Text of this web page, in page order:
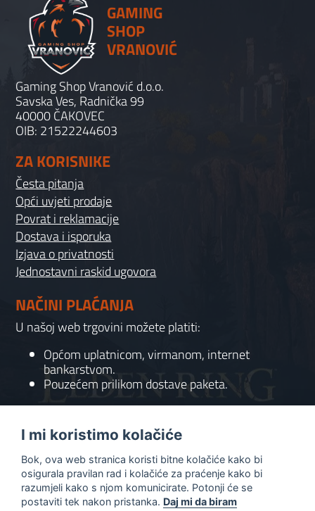
GAMING
SHOP
VRANOVIĆ
Gaming Shop Vranović d.o.o.
Savska Ves, Radnička 99
40000 ČAKOVEC
OIB: 21522244603
ZA KORISNIKE
Česta pitanja
Opći uvjeti prodaje
Povrat i reklamacije
Dostava i isporuka
Izjava o privatnosti
Jednostavni raskid ugovora
NAČINI PLAĆANJA
U našoj web trgovini možete platiti:
Općom uplatnicom, virmanom, internet
bankarstvom.
Pouzećem prilikom dostave paketa.
KONTAKT
info@gaming-shop-vranovic.hr
I mi koristimo kolačiće
Bok, ova web stranica koristi bitne kolačiće kako bi
osigurala pravilan rad i kolačiće za praćenje kako bi
razumjeli kako s njom komunicirate. Potonji će se
postaviti tek nakon pristanka. Daj mi da biram